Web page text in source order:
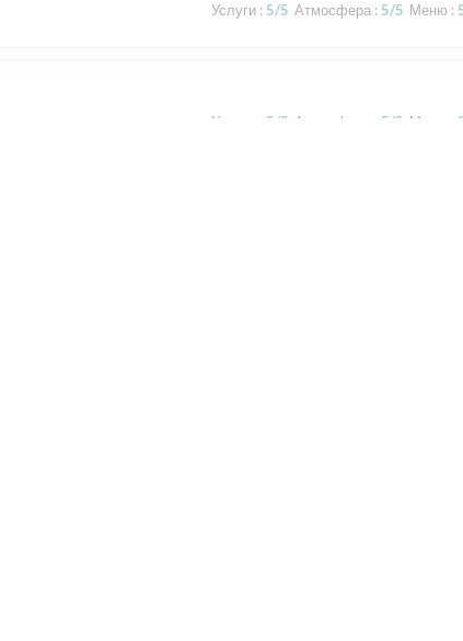
Услуги : 5/5 Атмосфера : 5/5 Меню :
Услуги 5 /5 Атмосфера 5 /5 Меню